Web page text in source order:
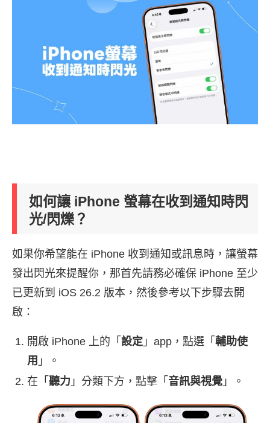
如何讓 iPhone 螢幕在收到通知時閃
光/閃爍？
如果你希望能在 iPhone 收到通知或訊息時，讓螢幕
發出閃光來提醒你，那首先請務必確保 iPhone 至少
已更新到 iOS 26.2 版本，然後參考以下步驟去開
啟：
開啟 iPhone 上的「 設定 」app，點選「 輔助使
用 」。
在「 聽力 」分類下方，點擊「 音訊與視覺 」。